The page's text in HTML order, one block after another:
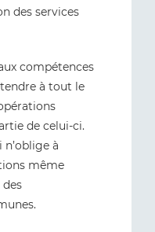
des services
compétences
à tout le
de celui-ci.
à
même